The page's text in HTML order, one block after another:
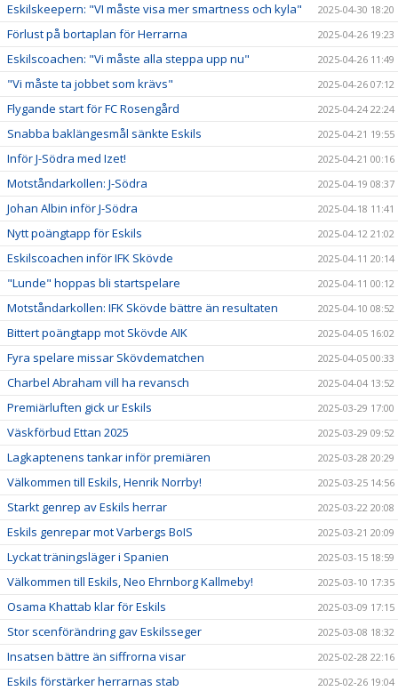
Eskilskeepern: "VI måste visa mer smartness och kyla" 2025-04-30 18:20
Förlust på bortaplan för Herrarna 2025-04-26 19:23
Eskilscoachen: "Vi måste alla steppa upp nu" 2025-04-26 11:49
"Vi måste ta jobbet som krävs" 2025-04-26 07:12
Flygande start för FC Rosengård 2025-04-24 22:24
Snabba baklängesmål sänkte Eskils 2025-04-21 19:55
Inför J-Södra med Izet! 2025-04-21 00:16
Motståndarkollen: J-Södra 2025-04-19 08:37
Johan Albin inför J-Södra 2025-04-18 11:41
Nytt poängtapp för Eskils 2025-04-12 21:02
Eskilscoachen inför IFK Skövde 2025-04-11 20:14
"Lunde" hoppas bli startspelare 2025-04-11 00:12
Motståndarkollen: IFK Skövde bättre än resultaten 2025-04-10 08:52
Bittert poängtapp mot Skövde AIK 2025-04-05 16:02
Fyra spelare missar Skövdematchen 2025-04-05 00:33
Charbel Abraham vill ha revansch 2025-04-04 13:52
Premiärluften gick ur Eskils 2025-03-29 17:00
Väskförbud Ettan 2025 2025-03-29 09:52
Lagkaptenens tankar inför premiären 2025-03-28 20:29
Välkommen till Eskils, Henrik Norrby! 2025-03-25 14:56
Starkt genrep av Eskils herrar 2025-03-22 20:08
Eskils genrepar mot Varbergs BoIS 2025-03-21 20:09
Lyckat träningsläger i Spanien 2025-03-15 18:59
Välkommen till Eskils, Neo Ehrnborg Kallmeby! 2025-03-10 17:35
Osama Khattab klar för Eskils 2025-03-09 17:15
Stor scenförändring gav Eskilsseger 2025-03-08 18:32
Insatsen bättre än siffrorna visar 2025-02-28 22:16
Eskils förstärker herrarnas stab 2025-02-26 19:04